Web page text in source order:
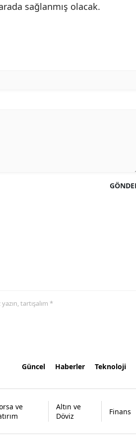
sağlanmış olacak.
tartışalım *
Güncel Haberler Teknoloji
ve
Altın ve
Döviz
Finans